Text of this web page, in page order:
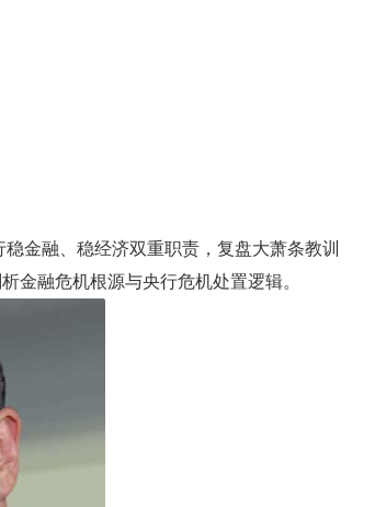
金融、稳经济双重职责，复盘大萧条教训
金融危机根源与央行危机处置逻辑。